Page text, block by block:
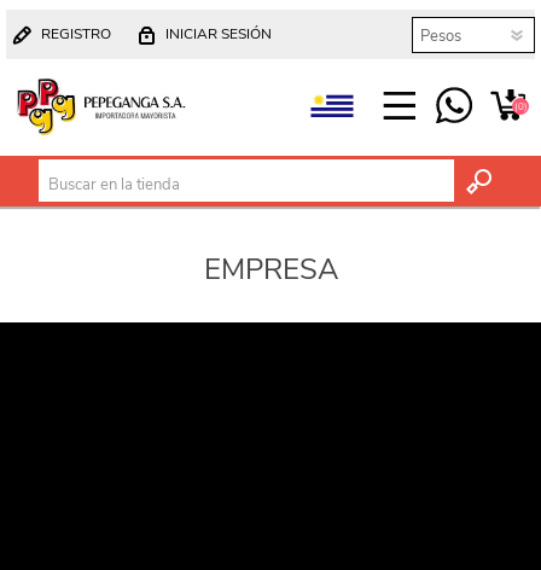
REGISTRO INICIAR SESIÓN
(0)
EMPRESA